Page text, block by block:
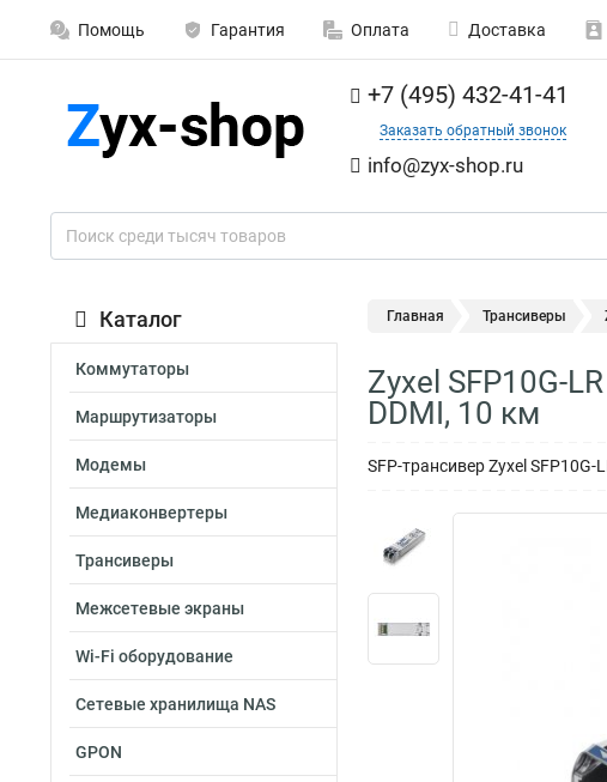
Помощь Гарантия Оплата Доставка
+7 (495) 432-41-41
Заказать обратный звонок
info@zyx-shop.ru
Каталог
Коммутаторы
Маршрутизаторы
Модемы
Медиаконвертеры
Трансиверы
Межсетевые экраны
Wi-Fi оборудование
Сетевые хранилища NAS
GPON
Главная Трансиверы
Zyxel SFP10G-
DDMI, 10 км
SFP-трансивер Zyxel